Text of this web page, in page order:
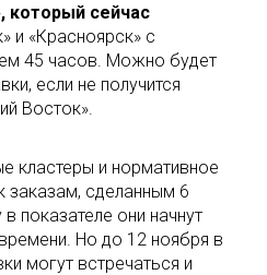
который сейчас
и «Красноярск» с
45 часов. Можно будет
если не получится
Восток».
кластеры и нормативное
заказам, сделанным 6
показателе они начнут
Но до 12 ноября в
могут встречаться и